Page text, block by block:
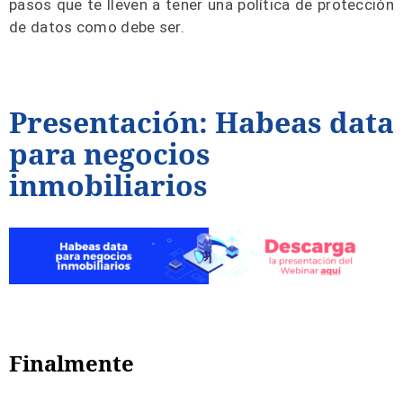
pasos que te lleven a tener una política de protección
de datos como debe ser.
Presentación: Habeas data
para negocios
inmobiliarios
Finalmente